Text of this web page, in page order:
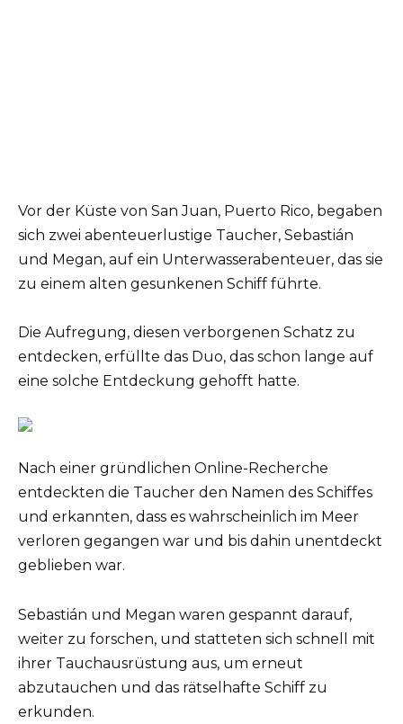
Vor der Küste von San Juan, Puerto Rico, begaben
sich zwei abenteuerlustige Taucher, Sebastián
und Megan, auf ein Unterwasserabenteuer, das sie
zu einem alten gesunkenen Schiff führte.
Die Aufregung, diesen verborgenen Schatz zu
entdecken, erfüllte das Duo, das schon lange auf
eine solche Entdeckung gehofft hatte.
Nach einer gründlichen Online-Recherche
entdeckten die Taucher den Namen des Schiffes
und erkannten, dass es wahrscheinlich im Meer
verloren gegangen war und bis dahin unentdeckt
geblieben war.
Sebastián und Megan waren gespannt darauf,
weiter zu forschen, und statteten sich schnell mit
ihrer Tauchausrüstung aus, um erneut
abzutauchen und das rätselhafte Schiff zu
erkunden.